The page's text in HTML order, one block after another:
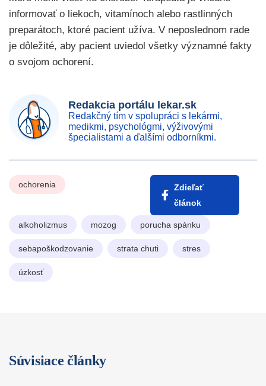
informovať o liekoch, vitamínoch alebo rastlinných
preparátoch, ktoré pacient užíva. V neposlednom rade
je dôležité, aby pacient uviedol všetky významné fakty
o svojom ochorení.
Redakcia portálu lekar.sk
Redakčný tím v spolupráci s lekármi,
medikmi, psychológmi, výživovými
špecialistami a ďalšími odborníkmi.
ochorenia
Zdieľať
článok
alkoholizmus mozog porucha spánku
sebapoškodzovanie strata chuti stres
úzkosť
Súvisiace články